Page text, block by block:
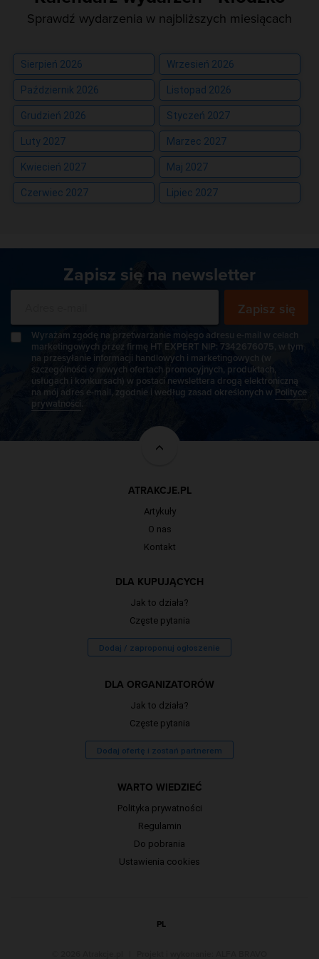
Sprawdź wydarzenia w najbliższych miesiącach
Sierpień 2026 Wrzesień 2026
Październik 2026 Listopad 2026
Grudzień 2026 Styczeń 2027
Luty 2027 Marzec 2027
Kwiecień 2027 Maj 2027
Czerwiec 2027 Lipiec 2027
Zapisz się na newsletter
Zapisz się
Wyrażam zgodę na przetwarzanie mojego adresu e-mail w celach
marketingowych przez firmę HT EXPERT NIP: 7342676075, w tym
na przesyłanie informacji handlowych i marketingowych (w
szczególności o nowych ofertach promocyjnych, produktach,
usługach i konkursach) w postaci newslettera drogą elektroniczną
na mój adres e-mail, zgodnie i według zasad określonych w Polityce
prywatności.
ATRAKCJE.PL
Artykuły
O nas
Kontakt
DLA KUPUJĄCYCH
Jak to działa?
Częste pytania
Dodaj / zaproponuj ogłoszenie
DLA ORGANIZATORÓW
Jak to działa?
Częste pytania
Dodaj ofertę i zostań partnerem
WARTO WIEDZIEĆ
Polityka prywatności
Regulamin
Do pobrania
Ustawienia cookies
PL